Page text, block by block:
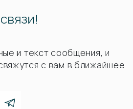
и текст сообщения, и
с вам в ближайшее